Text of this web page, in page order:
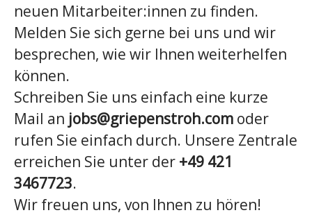
neuen Mitarbeiter:innen zu finden.
Melden Sie sich gerne bei uns und wir
besprechen, wie wir Ihnen weiterhelfen
können.
Schreiben Sie uns einfach eine kurze
Mail an jobs@griepenstroh.com oder
rufen Sie einfach durch. Unsere Zentrale
erreichen Sie unter der +49 421
3467723.
Wir freuen uns, von Ihnen zu hören!